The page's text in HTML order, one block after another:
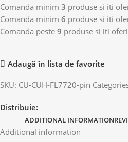
Comanda minim 3 produse si iti
Comanda minim 6 produse si iti
Comanda peste 9 produse si iti
Adaugă în lista de favorite
SKU: CU-CUH-FL7720-pin
Distribuie:
ADDITIONAL INFORMATION
Additional information